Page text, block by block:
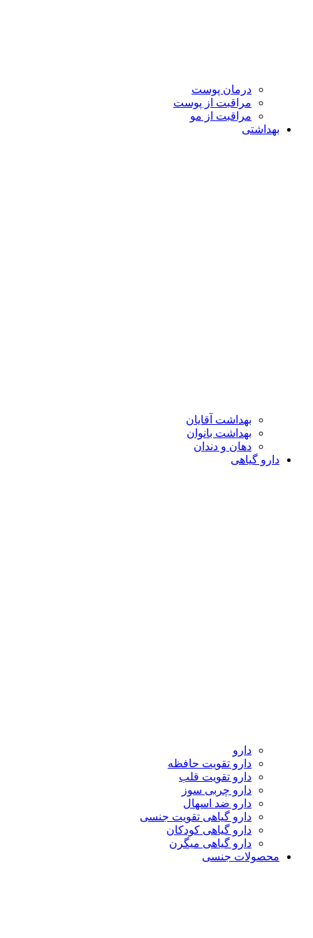
درمان پوست
مراقبت از پوست
مراقبت از مو
بهداشتی
بهداشت آقایان
بهداشت بانوان
دهان و دندان
دارو گیاهی
دارو
دارو تقویت حافظه
دارو تقویت قلب
دارو چربی سوز
دارو ضد اسهال
دارو گیاهی تقویت جنسی
دارو گیاهی کودکان
دارو گیاهی میگرن
محصولات جنسی